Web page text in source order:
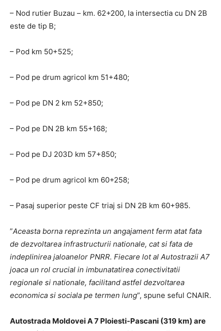
– Nod rutier Buzau – km. 62+200, la intersectia cu DN 2B
este de tip B;
– Pod km 50+525;
– Pod pe drum agricol km 51+480;
– Pod pe DN 2 km 52+850;
– Pod pe DN 2B km 55+168;
– Pod pe DJ 203D km 57+850;
– Pod pe drum agricol km 60+258;
– Pasaj superior peste CF triaj si DN 2B km 60+985.
”Aceasta borna reprezinta un angajament ferm atat fata
de dezvoltarea infrastructurii nationale, cat si fata de
indeplinirea jaloanelor PNRR. Fiecare lot al Autostrazii A7
joaca un rol crucial in imbunatatirea conectivitatii
regionale si nationale, facilitand astfel dezvoltarea
economica si sociala pe termen lung”, spune seful CNAIR.
Autostrada Moldovei A 7 Ploiesti-Pascani (319 km) are